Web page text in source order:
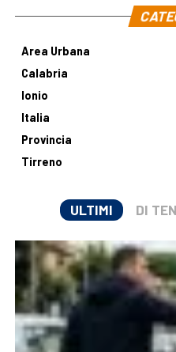
Area Urbana
Calabria
Ionio
Italia
Provincia
Tirreno
ULTIMI DI